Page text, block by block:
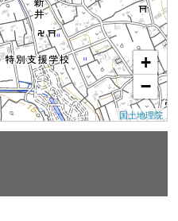
+
−
国土地理院